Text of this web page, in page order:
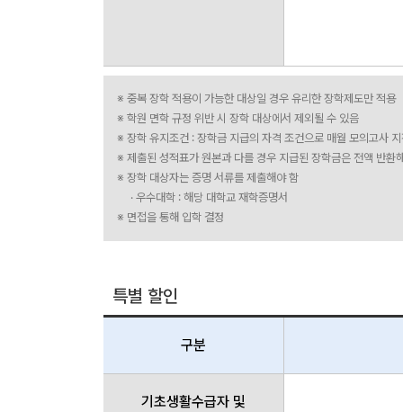
※ 중복 장학 적용이 가능한 대상일 경우 유리한 장학제도만 적용
※ 학원 면학 규정 위반 시 장학 대상에서 제외될 수 있음
※ 장학 유지조건 : 장학금 지급의 자격 조건으로 매월 모의고사
※ 제출된 성적표가 원본과 다를 경우 지급된 장학금은 전액 반환
※ 장학 대상자는 증명 서류를 제출해야 함
· 우수대학 : 해당 대학교 재학증명서
※ 면접을 통해 입학 결정
특별 할인
구분
기초생활수급자 및